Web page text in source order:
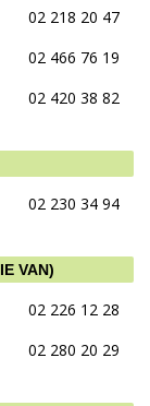
02 218 20 47
02 466 76 19
02 420 38 82
02 230 34 94
VAN)
02 226 12 28
02 280 20 29